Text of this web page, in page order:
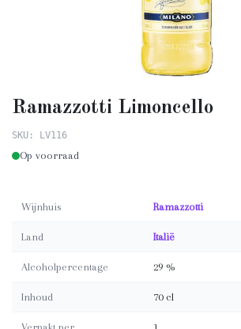
Ramazzotti Limoncello
SKU: LV116
Op voorraad
Wijnhuis Ramazzotti
Land Italië
Alcoholpercentage 29 %
Inhoud 70 cl